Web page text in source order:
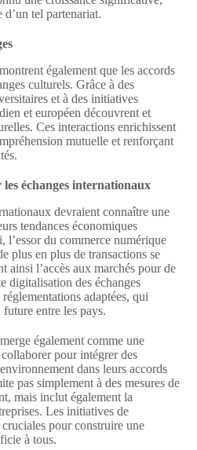
tel partenariat.
montrent également que les accords
culturels. Grâce à des
et à des initiatives
et européen découvrent et
Ces interactions enrichissent
mutuelle et renforçant
échanges internationaux
devraient connaître une
tendances économiques
l’essor du commerce numérique
plus en plus de transactions se
ainsi l’accès aux marchés pour de
digitalisation des échanges
adaptées, qui
entre les pays.
également comme une
pour intégrer des
dans leurs accords
pas simplement à des mesures de
mais inclut également la
Les initiatives de
pour construire une
à tous.